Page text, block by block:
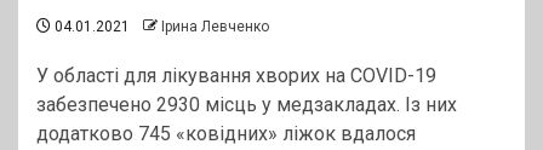
04.01.2021 Ірина Левченко
У області для лікування хворих на COVID-19
забезпечено 2930 місць у медзакладах. Із них
додатково 745 «ковідних» ліжок вдалося